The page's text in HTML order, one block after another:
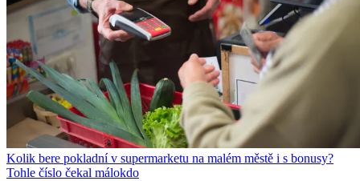
Kolik bere pokladní v supermarketu na malém městě i s bonusy?
Tohle číslo čekal málokdo